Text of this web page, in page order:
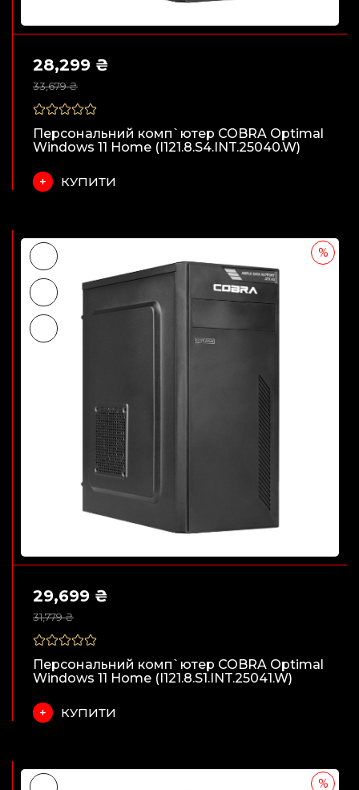
33,679 ₴
28,299 ₴
Персональний комп`ютер COBRA Optimal
Windows 11 Home (I121.8.S4.INT.25040.W)
КУПИТИ
31,779 ₴
29,699 ₴
Персональний комп`ютер COBRA Optimal
Windows 11 Home (I121.8.S1.INT.25041.W)
КУПИТИ